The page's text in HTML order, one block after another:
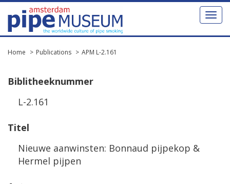
Toggle
Home Publications APM L-2.161
Biblitheeknummer
L-2.161
Titel
Nieuwe aanwinsten: Bonnaud pijpekop &
Hermel pijpen